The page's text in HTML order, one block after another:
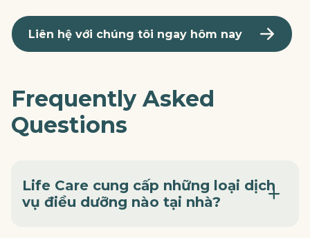
Liên hệ với chúng tôi ngay hôm nay
Frequently Asked
Questions
Life Care cung cấp những loại dịch
vụ điều dưỡng nào tại nhà?